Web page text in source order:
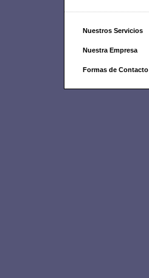
Nuestros Servicios
Nuestra Empresa
Formas de Contacto